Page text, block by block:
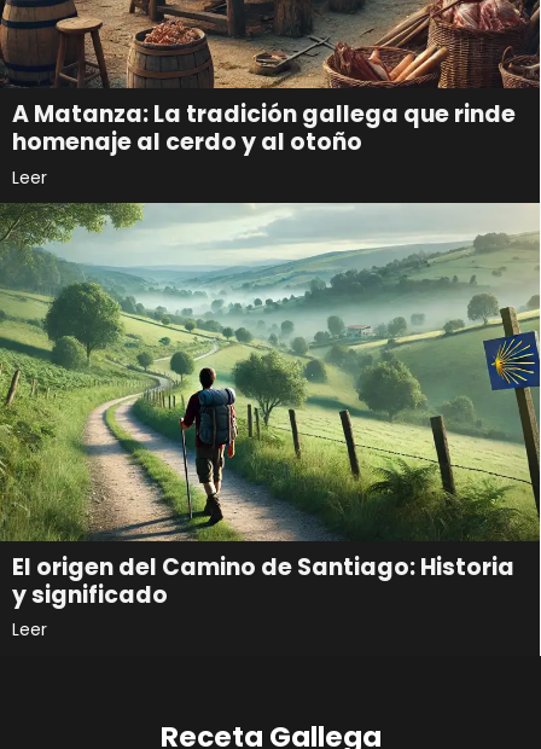
A Matanza: La tradición gallega que rinde
homenaje al cerdo y al otoño
Leer
El origen del Camino de Santiago: Historia
y significado
Leer
Receta Gallega